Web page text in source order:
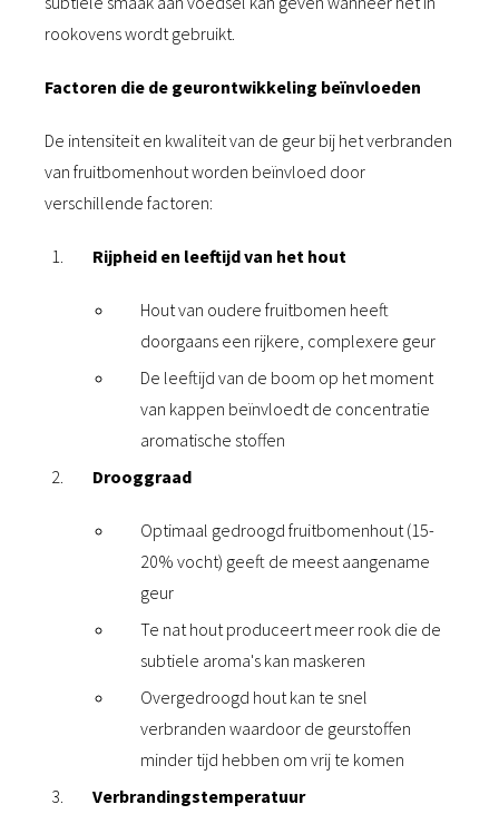
rookovens wordt gebruikt.
Factoren die de geurontwikkeling beïnvloeden
De intensiteit en kwaliteit van de geur bij het verbranden
van fruitbomenhout worden beïnvloed door
verschillende factoren:
Rijpheid en leeftijd van het hout
Hout van oudere fruitbomen heeft
doorgaans een rijkere, complexere geur
De leeftijd van de boom op het moment
van kappen beïnvloedt de concentratie
aromatische stoffen
Drooggraad
Optimaal gedroogd fruitbomenhout (15-
20% vocht) geeft de meest aangename
geur
Te nat hout produceert meer rook die de
subtiele aroma's kan maskeren
Overgedroogd hout kan te snel
verbranden waardoor de geurstoffen
minder tijd hebben om vrij te komen
Verbrandingstemperatuur